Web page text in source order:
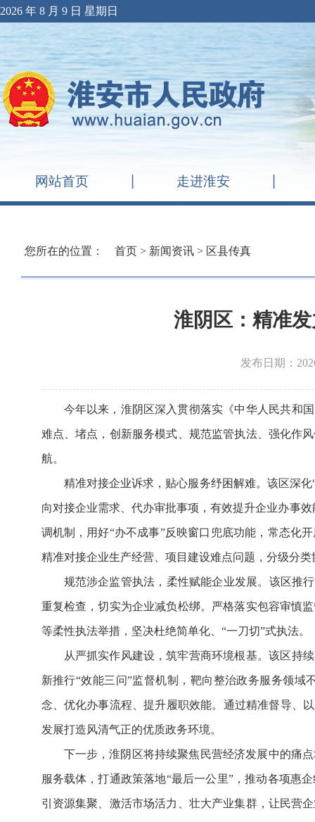
2026 年 8 月 9 日 星期日
网站首页 走进淮安
您所在的位置： 首页 > 新闻资讯 > 区县传真
淮阴区：精准
发布日期：
今年以来，淮阴区深入贯彻落实《中华人民共和
难点、堵点，创新服务模式、规范监管执法、强化作
航。
精准对接企业诉求，贴心服务纾困解难。该区深
向对接企业需求、代办审批事项，有效提升企业办事
调机制，用好“办不成事”反映窗口兜底功能，常态化
精准对接企业生产经营、项目建设难点问题，分级分
规范涉企监管执法，柔性赋能企业发展。该区推
重复检查，切实为企业减负松绑。严格落实包容审慎
等柔性执法举措，坚决杜绝简单化、“一刀切”式执法。
从严抓实作风建设，筑牢营商环境根基。该区持
新推行“效能三问”监督机制，靶向整治政务服务领
念、优化办事流程、提升履职效能。通过精准督导、
发展打造风清气正的优质政务环境。
下一步，淮阴区将持续聚焦民营经济发展中的痛
服务载体，打通政策落地“最后一公里”，推动各项惠
引资源集聚、激活市场活力、壮大产业集群，让民营